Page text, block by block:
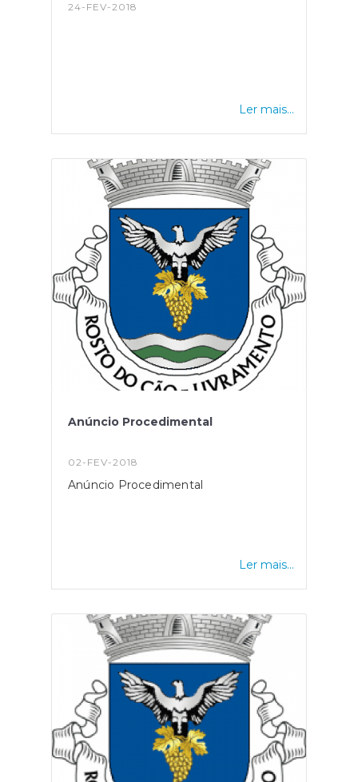
24-FEV-2018
Ler mais...
Anúncio Procedimental
02-FEV-2018
Anúncio Procedimental
Ler mais...